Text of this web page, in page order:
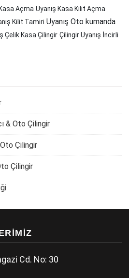
Açma Uyanış Kasa Kilit Açma
Kilit Tamiri Uyanış Oto kumanda
Çelik Kasa Çilingir Çilingir Uyanış İncirli
& Oto Çilingir
Çilingir
Çilingir
Cd. No: 30